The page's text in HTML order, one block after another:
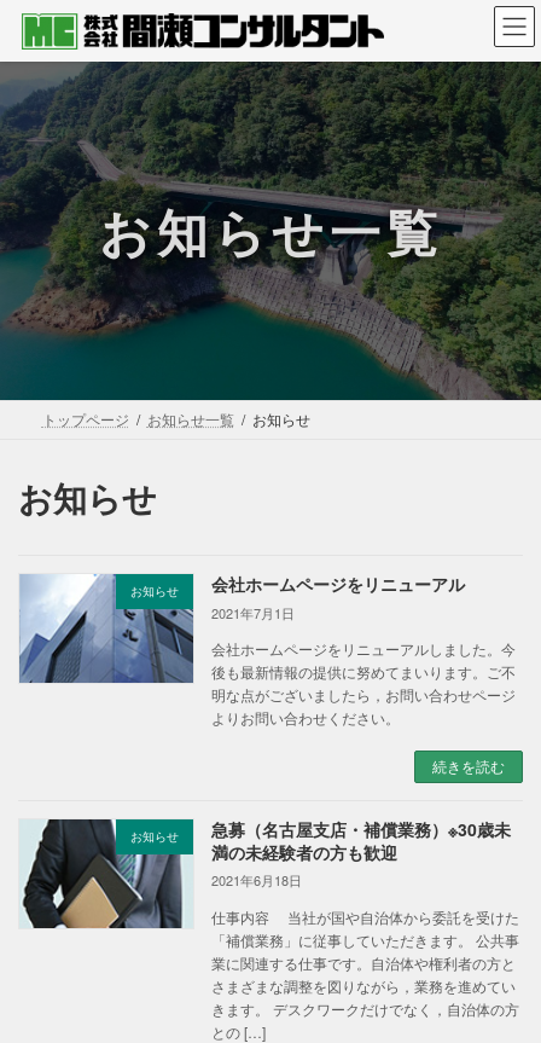
テ
ン
ツ
へ
ス
キ
ッ
プ
ゲ
ー
シ
ョ
ン
に
移
動
お知らせ一覧
トップページ お知らせ一覧 お知らせ
お知らせ
お知らせ 会社ホームページをリニューアル
2021年7月1日
会社ホームページをリニューアルしました。今
後も最新情報の提供に努めてまいります。ご不
明な点がございましたら，お問い合わせページ
よりお問い合わせください。
続きを読む
お知らせ
急募（名古屋支店・補償業務）※30歳未
満の未経験者の方も歓迎
2021年6月18日
仕事内容 当社が国や自治体から委託を受けた
「補償業務」に従事していただきます。 公共事
業に関連する仕事です。自治体や権利者の方と
さまざまな調整を図りながら，業務を進めてい
きます。 デスクワークだけでなく，自治体の方
との […]